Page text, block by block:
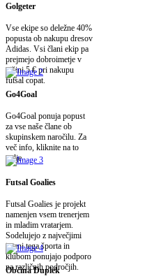
Golgeter
Vse ekipe so deležne 40%
popusta ob nakupu dresov
Adidas. Vsi člani ekip pa
prejmejo dobroimetje v
višini 5 € pri nakupu
futsal copat.
Go4Goal
Go4Goal ponuja popust
za vse naše člane ob
skupinskem naročilu. Za
več info, kliknite na to
polje.
Futsal Goalies
Futsal Goalies je projekt
namenjen vsem trenerjem
in mladim vratarjem.
Sodelujejo z največjimi
imeni tega športa in
klubom ponujajo podporo
na različnih področjih.
Občina Duplek